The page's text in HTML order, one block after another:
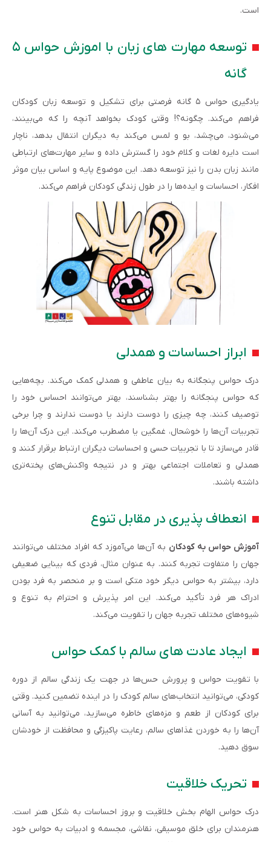
است.
توسعه مهارت های زبان با اموزش حواس ۵
گانه
یادگیری حواس ۵ گانه فرصتی برای تشکیل و توسعه زبان کودکان
فراهم می‌کند. چگونه؟! وقتی کودک بخواهد آنچه را که می‌بینند،
می‌شنود، می‌چشد، بو و لمس می‌کند به دیگران انتقال بدهد، ناچار
است دایره لغات و کلام خود را گسترش داده و سایر مهارت‌های ارتباطی
مانند زبان بدن را نیز توسعه دهد. این موضوع پایه و اساس بیان موثر
افکار، احساسات و ایده‌ها را در طول زندگی کودکان فراهم می‌کند.
ابراز احساسات و همدلی
درک حواس پنجگانه به بیان عاطفی و همدلی کمک می‌کند. بچه‌هایی
که حواس پنجگانه را بهتر بشناسند، بهتر می‌توانند احساس خود را
توصیف کنند، چه چیزی را دوست دارند یا دوست ندارند و چرا برخی
تجربیات آن‌ها را خوشحال، غمگین یا مضطرب می‌کند. این درک آن‌ها را
قادر می‌سازد تا با تجربیات حسی و احساسات دیگران ارتباط برقرار کنند و
همدلی و تعاملات اجتماعی بهتر و در نتیجه واکنش‌های پخته‌تری
داشته باشند.
انعطاف پذیری در مقابل تنوع
آموزش حواس به کودکان به آن‌ها می‌آموزد که افراد مختلف می‌توانند
جهان را متفاوت تجربه کنند. به عنوان مثال، فردی که بینایی ضعیفی
دارد، بیشتر به حواس دیگر خود متکی است و بر منحصر به فرد بودن
ادراک هر فرد تأکید می‌کند. این امر پذیرش و احترام به تنوع و
شیوه‌های مختلف تجربه جهان را تقویت می‌کند.
ایجاد عادت های سالم با کمک حواس
با تقویت حواس و پرورش حس‌ها در جهت یک زندگی سالم از دوره
کودکی، می‌توانید انتخاب‌های سالم کودک را در اینده تضمین کنید. وقتی
برای کودکان از طعم و مزه‌های خاطره می‌سازید، می‌توانید به آسانی
آن‌ها را به خوردن غذاهای سالم، رعایت پاکیزگی و محافظت از خودشان
سوق دهید.
تحریک خلاقیت
درک حواس الهام بخش خلاقیت و بروز احساسات به شکل هنر است.
هنرمندان برای خلق موسیقی، نقاشی، مجسمه و ادبیات به حواس خود